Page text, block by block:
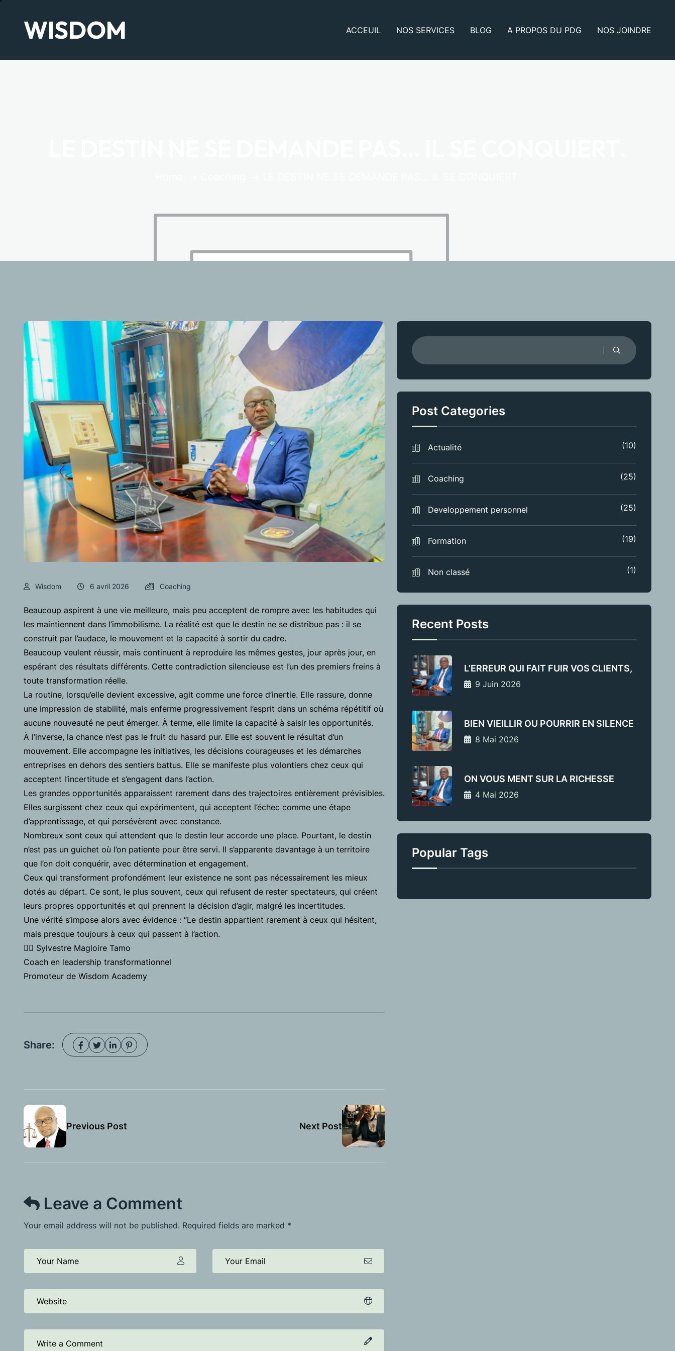
WISDOM ACCEUIL NOS SERVICES BLOG A PROPOS DU PDG NOS JOINDRE
Wisdom 6 avril 2026 Coaching
Beaucoup aspirent à une vie meilleure, mais peu acceptent de rompre avec les habitudes qui
les maintiennent dans l’immobilisme. La réalité est que le destin ne se distribue pas : il se
construit par l’audace, le mouvement et la capacité à sortir du cadre.
Beaucoup veulent réussir, mais continuent à reproduire les mêmes gestes, jour après jour, en
espérant des résultats différents. Cette contradiction silencieuse est l’un des premiers freins à
toute transformation réelle.
La routine, lorsqu’elle devient excessive, agit comme une force d’inertie. Elle rassure, donne
une impression de stabilité, mais enferme progressivement l’esprit dans un schéma répétitif où
aucune nouveauté ne peut émerger. À terme, elle limite la capacité à saisir les opportunités.
À l’inverse, la chance n’est pas le fruit du hasard pur. Elle est souvent le résultat d’un
mouvement. Elle accompagne les initiatives, les décisions courageuses et les démarches
entreprises en dehors des sentiers battus. Elle se manifeste plus volontiers chez ceux qui
acceptent l’incertitude et s’engagent dans l’action.
Les grandes opportunités apparaissent rarement dans des trajectoires entièrement prévisibles.
Elles surgissent chez ceux qui expérimentent, qui acceptent l’échec comme une étape
d’apprentissage, et qui persévèrent avec constance.
Nombreux sont ceux qui attendent que le destin leur accorde une place. Pourtant, le destin
n’est pas un guichet où l’on patiente pour être servi. Il s’apparente davantage à un territoire
que l’on doit conquérir, avec détermination et engagement.
Ceux qui transforment profondément leur existence ne sont pas nécessairement les mieux
dotés au départ. Ce sont, le plus souvent, ceux qui refusent de rester spectateurs, qui créent
leurs propres opportunités et qui prennent la décision d’agir, malgré les incertitudes.
Une vérité s’impose alors avec évidence : “Le destin appartient rarement à ceux qui hésitent,
mais presque toujours à ceux qui passent à l’action.
✍🏾 Sylvestre Magloire Tamo
Coach en leadership transformationnel
Promoteur de Wisdom Academy
Share:
Previous Post Next Post
Leave a Comment
Your email address will not be published. Required fields are marked *
Post Categories
Actualité (10)
Coaching (25)
Developpement personnel (25)
Formation (19)
Non classé (1)
Recent Posts
L’ERREUR QUI FAIT FUIR VOS CLIENTS,
9 Juin 2026
BIEN VIEILLIR OU POURRIR EN SILENCE
8 Mai 2026
ON VOUS MENT SUR LA RICHESSE
4 Mai 2026
Popular Tags